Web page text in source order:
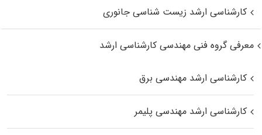
کارشناسی ارشد زیست‌ شناسی جانوری
معرفی گروه فنی مهندسی کارشناسی ارشد
کارشناسی ارشد مهندسی برق
کارشناسی ارشد مهندسی پلیمر